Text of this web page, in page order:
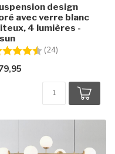
design
avec verre blanc
4 lumières -
(24)